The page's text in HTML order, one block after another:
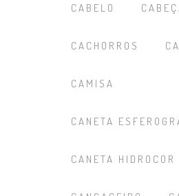
CABELO
CACHORROS
CAMISA
CANETA
CANETA HIDROCOR